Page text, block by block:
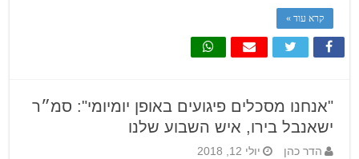
קרא עוד »
"אנחנו מסכלים פיגועים באופן יומיומי": סמ״ר
ישאנבל בירו, איש השבוע שלנו
הדר כהן יולי 12, 2018